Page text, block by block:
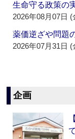
生命守る政策の
2026年08月07日 (
薬価逆ざや問題
2026年07月31日 (
企画